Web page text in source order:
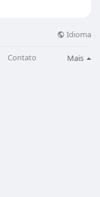
Idioma
Contato Mais